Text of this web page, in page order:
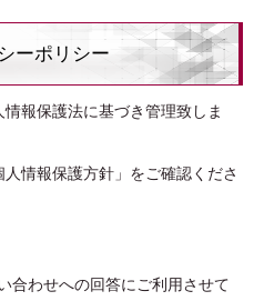
ーポリシー
報保護法に基づき管理致しま
情報保護方針」をご確認くださ
合わせへの回答にご利用させて